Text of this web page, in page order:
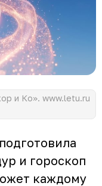
и Ко». www.letu.ru
и гороскоп
каждому